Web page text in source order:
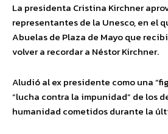
La presidenta Cristina Kirchner
representantes de la Unesco, en el
Abuelas de Plaza de Mayo que
volver a recordar a Néstor Kirchner.
Aludió al ex presidente como una
“lucha contra la impunidad” de los
humanidad cometidos durante la